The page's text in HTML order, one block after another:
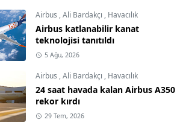
Airbus ,Ali Bardakçı , Havacılık
Airbus katlanabilir kanat
teknolojisi tanıtıldı
5 Ağu, 2026
Airbus ,Ali Bardakçı , Havacılık
24 saat havada kalan Airbus A350
rekor kırdı
29 Tem, 2026